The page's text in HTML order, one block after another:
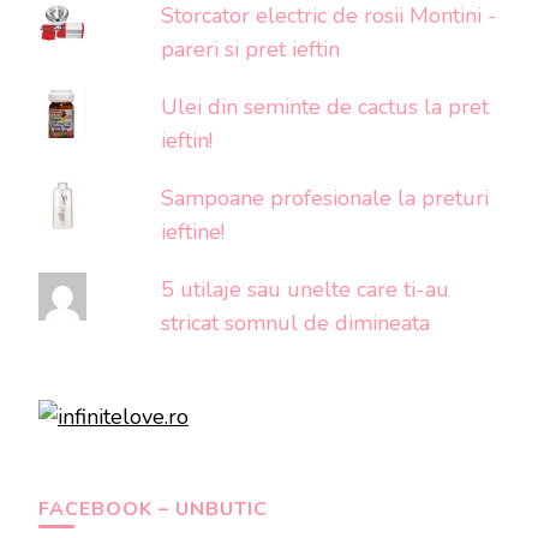
Storcator electric de rosii Montini -
pareri si pret ieftin
Ulei din seminte de cactus la pret
ieftin!
Sampoane profesionale la preturi
ieftine!
5 utilaje sau unelte care ti-au
stricat somnul de dimineata
FACEBOOK – UNBUTIC